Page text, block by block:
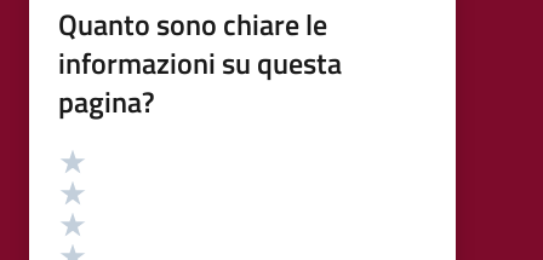
Quanto sono chiare le
informazioni su questa
pagina?
Valutazione